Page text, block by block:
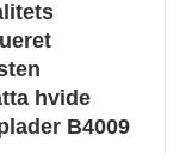
hvide
B4009